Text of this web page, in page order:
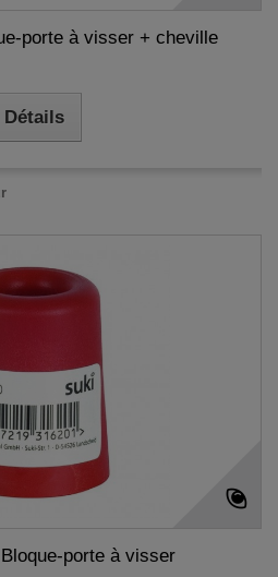
porte à visser + cheville
Détails
porte à visser